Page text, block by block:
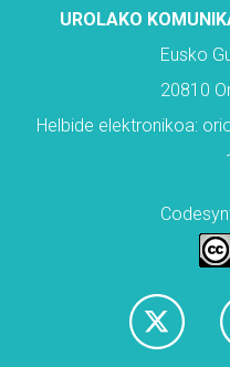
UROLAKO
Eusko
20810
Helbide elektronikoa: